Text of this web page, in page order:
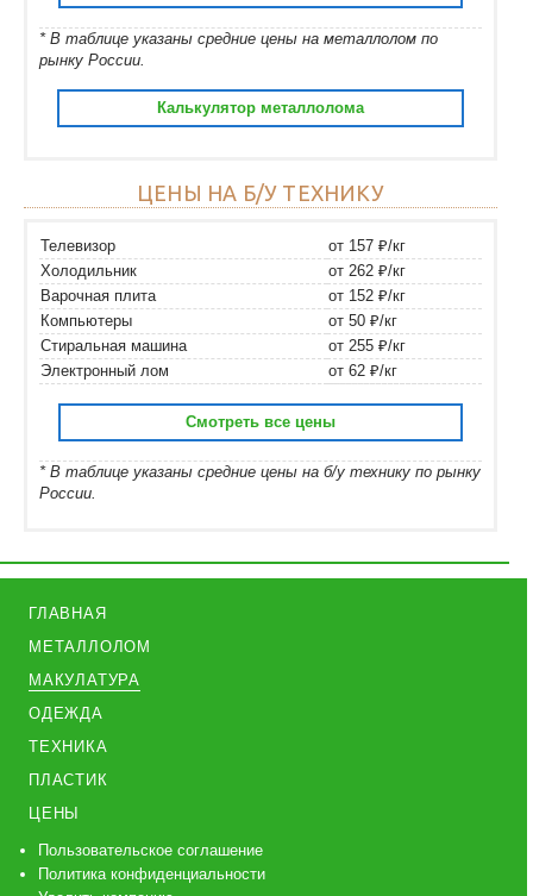
* В таблице указаны средние цены на металлолом по
рынку России.
Калькулятор металлолома
ЦЕНЫ НА Б/У ТЕХНИКУ
Телевизор
от 157 ₽/кг
Холодильник
от 262 ₽/кг
Варочная плита
от 152 ₽/кг
Компьютеры
от 50 ₽/кг
Стиральная машина
от 255 ₽/кг
Электронный лом
от 62 ₽/кг
Смотреть все цены
* В таблице указаны средние цены на б/у технику по рынку
России.
ГЛАВНАЯ
МЕТАЛЛОЛОМ
МАКУЛАТУРА
ОДЕЖДА
ТЕХНИКА
ПЛАСТИК
ЦЕНЫ
Пользовательское соглашение
Политика конфиденциальности